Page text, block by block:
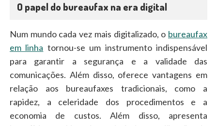
O papel do bureaufax na era digital
Num mundo cada vez mais digitalizado, o bureaufax
em linha tornou-se um instrumento indispensável
para garantir a segurança e a validade das
comunicações. Além disso, oferece vantagens em
relação aos bureaufaxes tradicionais, como a
rapidez, a celeridade dos procedimentos e a
economia de custos. Além disso, apresenta